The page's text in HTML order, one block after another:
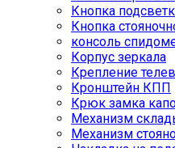
Кнопка
Кнопка
консоль
Корпус зеркала
Крепление
Кронштейн КПП
Крюк замка
Механизм
Механизм